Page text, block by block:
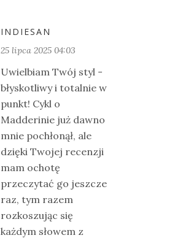
INDIESAN
25 lipca 2025 04:03
Uwielbiam Twój styl -
błyskotliwy i totalnie w
punkt! Cykl o
Madderinie już dawno
mnie pochłonął, ale
dzięki Twojej recenzji
mam ochotę
przeczytać go jeszcze
raz, tym razem
rozkoszując się
każdym słowem z